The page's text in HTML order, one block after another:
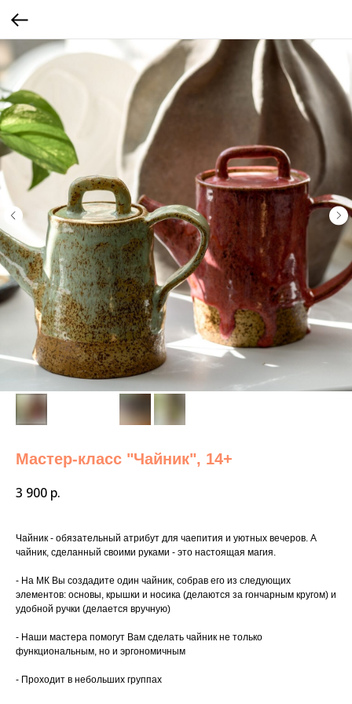
Мастер-класс "Чайник", 14+
3 900 р.
Чайник - обязательный атрибут для чаепития и уютных вечеров. А
чайник, сделанный своими руками - это настоящая магия.
- На МК Вы создадите один чайник, собрав его из следующих
элементов: основы, крышки и носика (делаются за гончарным кругом) и
удобной ручки (делается вручную)
- Наши мастера помогут Вам сделать чайник не только
функциональным, но и эргономичным
- Проходит в небольших группах